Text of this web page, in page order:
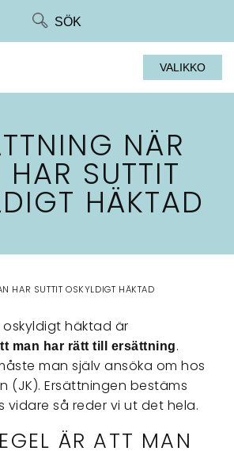
SÖK
VALIKKO
NÄR
SUTTIT
HÄKTAD
HAR SUTTIT OSKYLDIGT HÄKTAD
häktad är
man har rätt till ersättning.
man själv ansöka om hos
(JK). Ersättningen bestäms
vidare så reder vi ut det hela.
ÄR ATT MAN